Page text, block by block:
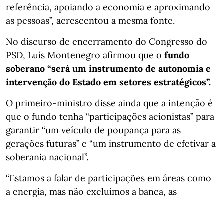
referência, apoiando a economia e aproximando
as pessoas”, acrescentou a mesma fonte.
No discurso de encerramento do Congresso do
PSD, Luís Montenegro afirmou que o fundo
soberano “será um instrumento de autonomia e
intervenção do Estado em setores estratégicos”.
O primeiro-ministro disse ainda que a intenção é
que o fundo tenha “participações acionistas” para
garantir “um veículo de poupança para as
gerações futuras” e “um instrumento de efetivar a
soberania nacional”.
“Estamos a falar de participações em áreas como
a energia, mas não excluímos a banca, as